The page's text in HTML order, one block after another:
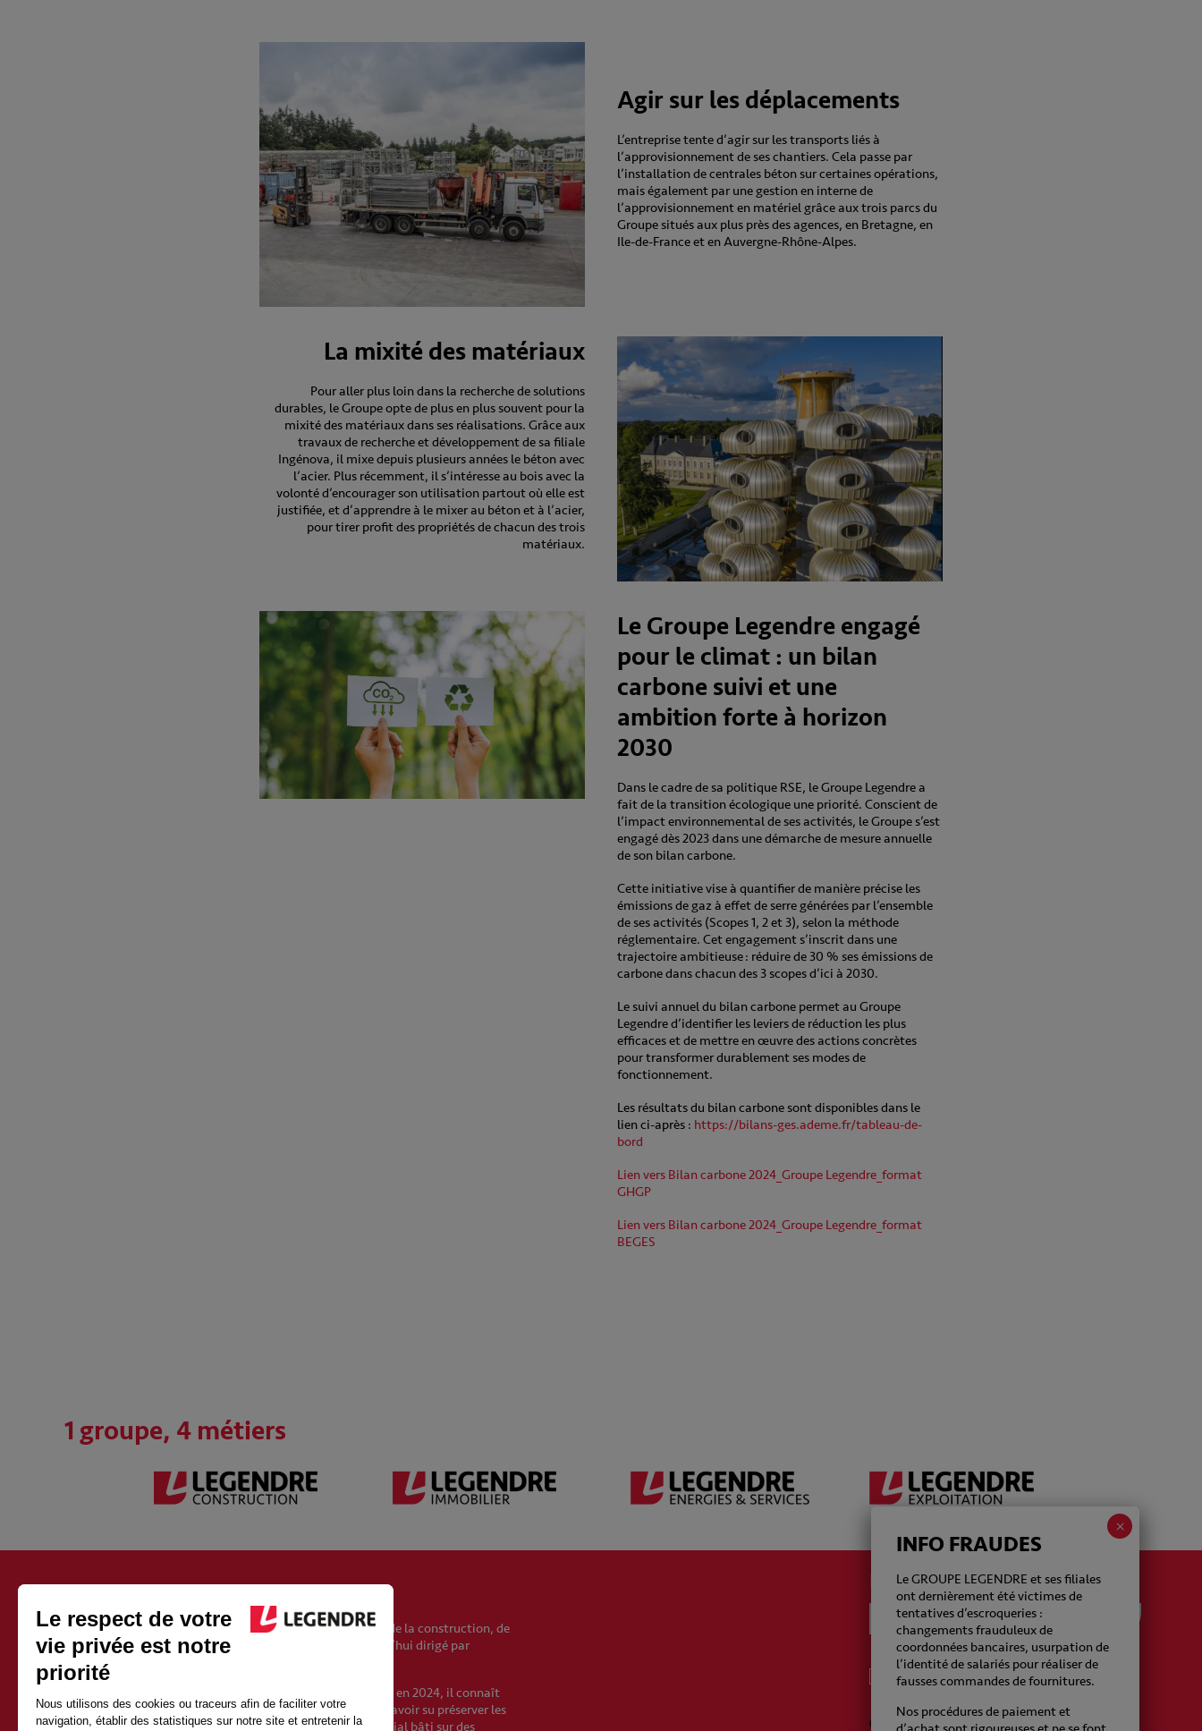
Agir sur les déplacements
L’entreprise tente d’agir sur les transports liés à
l’approvisionnement de ses chantiers. Cela passe par
l’installation de centrales béton sur certaines opérations,
mais également par une gestion en interne de
l’approvisionnement en matériel grâce aux trois parcs du
Groupe situés aux plus près des agences, en Bretagne, en
Ile-de-France et en Auvergne-Rhône-Alpes.
La mixité des matériaux
Pour aller plus loin dans la recherche de solutions
durables, le Groupe opte de plus en plus souvent pour la
mixité des matériaux dans ses réalisations. Grâce aux
travaux de recherche et développement de sa filiale
Ingénova, il mixe depuis plusieurs années le béton avec
l’acier. Plus récemment, il s’intéresse au bois avec la
volonté d’encourager son utilisation partout où elle est
justifiée, et d’apprendre à le mixer au béton et à l’acier,
pour tirer profit des propriétés de chacun des trois
matériaux.
Le Groupe Legendre engagé
pour le climat : un bilan
carbone suivi et une
ambition forte à horizon
2030
Dans le cadre de sa politique RSE, le Groupe Legendre a
fait de la transition écologique une priorité. Conscient de
l’impact environnemental de ses activités, le Groupe s’est
engagé dès 2023 dans une démarche de mesure annuelle
de son bilan carbone.
Cette initiative vise à quantifier de manière précise les
émissions de gaz à effet de serre générées par l’ensemble
de ses activités (Scopes 1, 2 et 3), selon la méthode
réglementaire. Cet engagement s’inscrit dans une
trajectoire ambitieuse : réduire de 30 % ses émissions de
carbone dans chacun des 3 scopes d’ici à 2030.
Le suivi annuel du bilan carbone permet au Groupe
Legendre d’identifier les leviers de réduction les plus
efficaces et de mettre en œuvre des actions concrètes
pour transformer durablement ses modes de
fonctionnement.
Les résultats du bilan carbone sont disponibles dans le
lien ci-après : https://bilans-ges.ademe.fr/tableau-de-
bord
Lien vers Bilan carbone 2024_Groupe Legendre_format
GHGP
Lien vers Bilan carbone 2024_Groupe Legendre_format
BEGES
1 groupe, 4 métiers
Fondé en 1946, le groupe Legendre est un acteur européen de la construction, de
l’immobilier, de l’énergie et de l’exploitation. Il est aujourd’hui dirigé par
Vincent Legendre, le petit-fils du fondateur.
Avec 2500 salariés et 1 milliard d’euros de chiffre d’affaires en 2024, il connaît
une croissance soutenue depuis sa création. Sa force est d’avoir su préserver les
qualités de proximité et d’indépendance d’un groupe familial bâti sur des
La newsletter Legendre
J'accepte de recevoir de la part du Groupe
Legendre des emails
CAPTCHA
INFO FRAUDES
Le GROUPE LEGENDRE et ses filiales
ont dernièrement été victimes de
tentatives d’escroqueries :
changements frauduleux de
coordonnées bancaires, usurpation de
l’identité de salariés pour réaliser de
fausses commandes de fournitures.
Nos procédures de paiement et